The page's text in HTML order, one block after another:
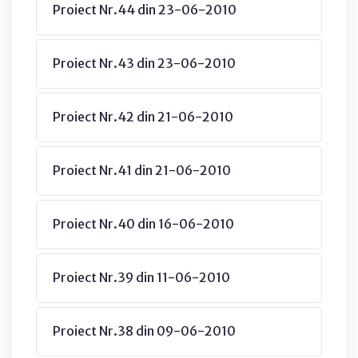
Proiect Nr.44 din 23-06-2010
Proiect Nr.43 din 23-06-2010
Proiect Nr.42 din 21-06-2010
Proiect Nr.41 din 21-06-2010
Proiect Nr.40 din 16-06-2010
Proiect Nr.39 din 11-06-2010
Proiect Nr.38 din 09-06-2010